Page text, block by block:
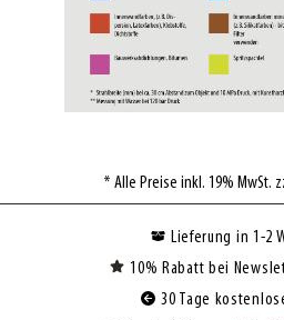
* Alle Preise inkl. 19% MwSt.
Lieferung in 1-2
10% Rabatt bei
30 Tage